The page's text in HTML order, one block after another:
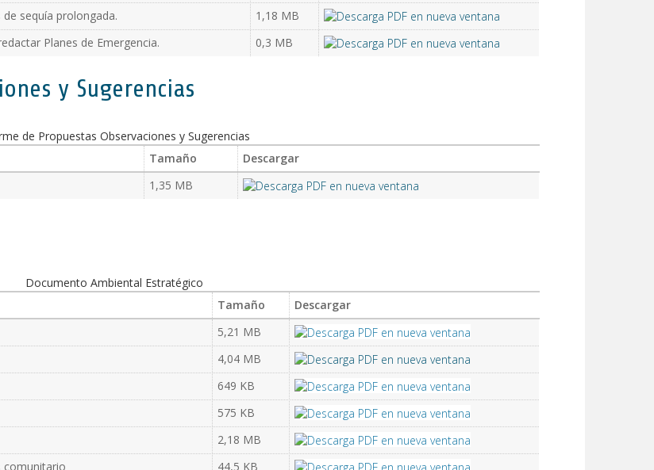
sequía prolongada.
1,18 MB
Planes de Emergencia.
0,3 MB
y Sugerencias
de Propuestas Observaciones y Sugerencias
Tamaño
Descargar
1,35 MB
Documento Ambiental Estratégico
Tamaño
Descargar
5,21 MB
4,04 MB
649 KB
575 KB
2,18 MB
comunitario
44,5 KB